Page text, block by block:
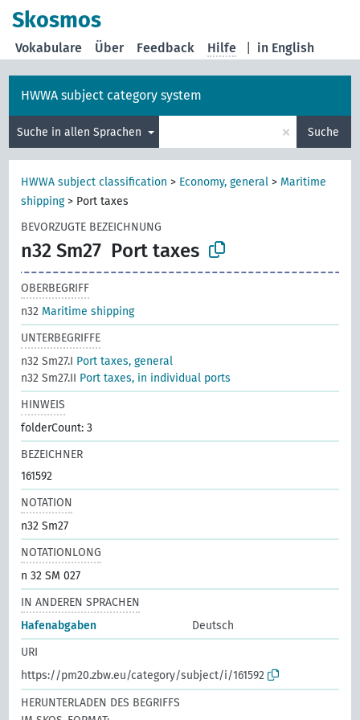
Skosmos
in English
Vokabulare Über Feedback Hilfe
HWWA subject category system
Suche in allen Sprachen × Suche
HWWA subject classification > Economy, general > Maritime
shipping> Port taxes
BEVORZUGTE BEZEICHNUNG
n32 Sm27 Port taxes
OBERBEGRIFF
n32 Maritime shipping
UNTERBEGRIFFE
n32 Sm27.I Port taxes, general
n32 Sm27.II Port taxes, in individual ports
HINWEIS
folderCount: 3
BEZEICHNER
161592
NOTATION
n32 Sm27
NOTATIONLONG
n 32 SM 027
IN ANDEREN SPRACHEN
Hafenabgaben
Deutsch
URI
https://pm20.zbw.eu/category/subject/i/161592
HERUNTERLADEN DES BEGRIFFS